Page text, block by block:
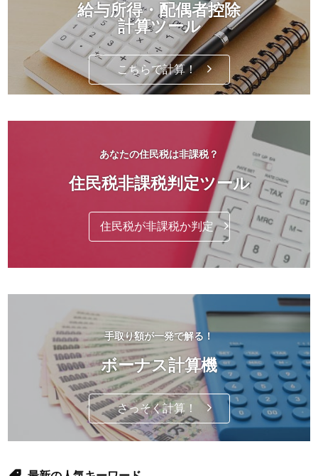
給与所得・配偶者控除
計算ツール
こちらで計算！
あなたの住民税は非課税？
住民税非課税判定ツール
住民税が非課税か判定
手取り額が一発で解る！
ボーナス計算機
さっそく計算！